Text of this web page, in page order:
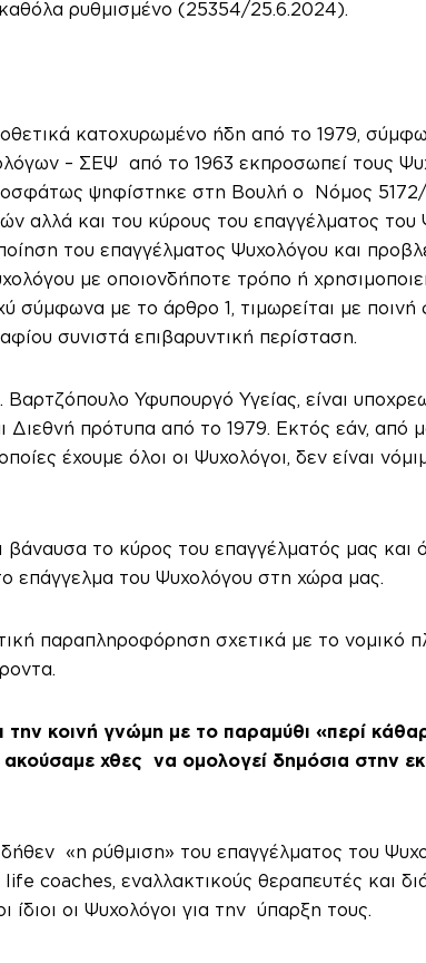
ρυθμισμένο (25354/25.6.2024).
κατοχυρωμένο ήδη από το 1979,
– ΣΕΨ από το 1963 εκπροσωπεί τους
ψηφίστηκε στη Βουλή ο Νόμος
αλλά και του κύρους του επαγγέλματος
του επαγγέλματος Ψυχολόγου και
με οποιονδήποτε τρόπο ή
σύμφωνα με το άρθρο 1, τιμωρείται με
συνιστά επιβαρυντική περίσταση.
Υφυπουργό Υγείας, είναι
πρότυπα από το 1979. Εκτός εάν, από
έχουμε όλοι οι Ψυχολόγοι, δεν είναι
το κύρος του επαγγέλματός μας και
επάγγελμα του Ψυχολόγου στη χώρα μας.
παραπληροφόρηση σχετικά με το νομικό
κοινή γνώμη με το παραμύθι «περί
χθες να ομολογεί δημόσια στην
«η ρύθμιση» του επαγγέλματος του
coaches, εναλλακτικούς θεραπευτές και
οι Ψυχολόγοι για την ύπαρξη τους.